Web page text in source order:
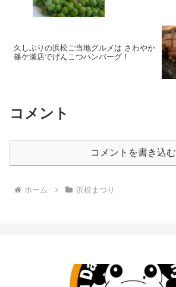
久しぶりの浜松ご当地グルメは さわやか
篠ケ瀬店でげんこつハンバーグ！
コメント
コメントを書き込む
ホーム 浜松まつり